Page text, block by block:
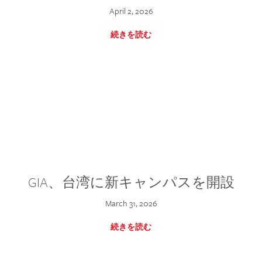
April 2, 2026
続きを読む
GIA、台湾に新キャンパスを開設
March 31, 2026
続きを読む